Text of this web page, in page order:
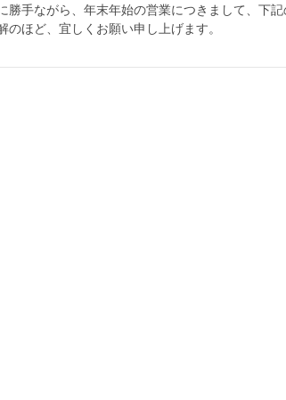
手ながら、年末年始の営業につきまして、下記
ほど、宜しくお願い申し上げます。